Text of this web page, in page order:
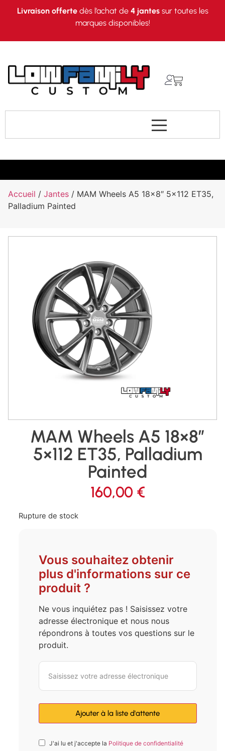
Livraison offertedès l’achat de 4 jantessur toutes les
marques disponibles!
Accueil / Jantes / MAM Wheels A5 18×8″ 5×112 ET35,
Palladium Painted
MAM Wheels A5 18×8″
5×112 ET35, Palladium
Painted
160,00 €
Rupture de stock
Vous souhaitez obtenir
plus d'informations sur ce
produit ?
Ne vous inquiétez pas ! Saisissez votre
adresse électronique et nous nous
répondrons à toutes vos questions sur le
produit.
J'ai lu et j'accepte la Politique de confidentialité